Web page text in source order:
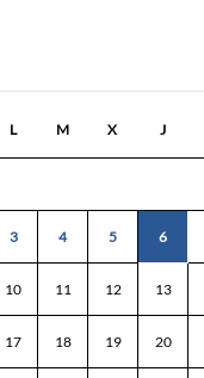
L M X J
3 4 5 6
10 11 12 13
17 18 19 20